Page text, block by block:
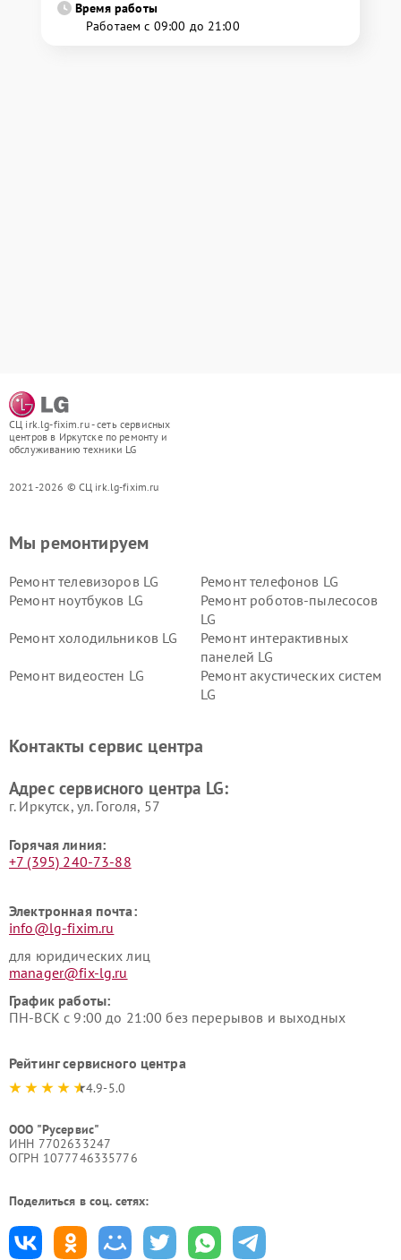
Время работы
Работаем с 09:00 до 21:00
СЦ irk.lg-fixim.ru - сеть сервисных
центров в Иркутске по ремонту и
обслуживанию техники LG
2021-2026 © СЦ irk.lg-fixim.ru
Мы ремонтируем
Ремонт телевизоров LG
Ремонт телефонов LG
Ремонт ноутбуков LG
Ремонт роботов-пылесосов
LG
Ремонт холодильников LG
Ремонт интерактивных
панелей LG
Ремонт видеостен LG
Ремонт акустических систем
LG
Ремонт морозильных камер
Ремонт вертикальных
Контакты сервис центра
Адрес сервисного центра LG:
г. Иркутск, ул. ​Гоголя, 57
Горячая линия:
+7 (395) 240-73-88
Электронная почта:
info@lg-fixim.ru
для юридических лиц
manager@fix-lg.ru
График работы:
ПН-ВСК с 9:00 до 21:00 без перерывов и выходных
Рейтинг сервисного центра
4.9-5.0
ООО "Русервис"
ИНН 7702633247
ОГРН 1077746335776
Поделиться в соц. сетях: